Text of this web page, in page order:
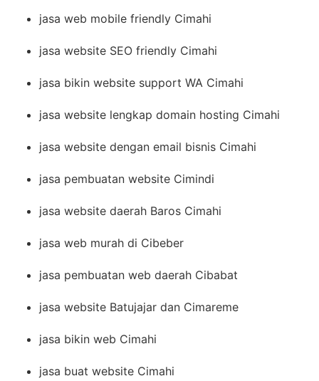
jasa web mobile friendly Cimahi
jasa website SEO friendly Cimahi
jasa bikin website support WA Cimahi
jasa website lengkap domain hosting Cimahi
jasa website dengan email bisnis Cimahi
jasa pembuatan website Cimindi
jasa website daerah Baros Cimahi
jasa web murah di Cibeber
jasa pembuatan web daerah Cibabat
jasa website Batujajar dan Cimareme
jasa bikin web Cimahi
jasa buat website Cimahi